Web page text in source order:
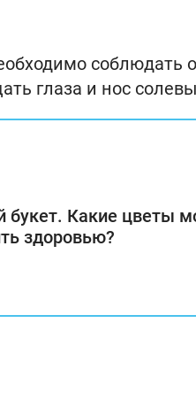
соблюдать
глаза и нос
букет. Какие цветы
здоровью?